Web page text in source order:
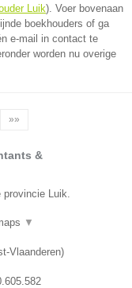
Luik). Voer bovenaan
boekhouders of ga
e-mail in contact te
worden nu overige
»»
&
provincie Luik.
▼
Vlaanderen)